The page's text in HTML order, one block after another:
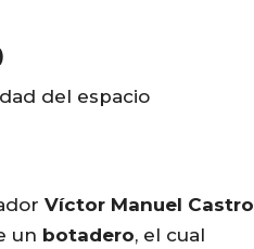
del espacio
Víctor Manuel Castro
un botadero, el cual